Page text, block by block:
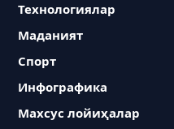
Технологиялар
Маданият
Спорт
Инфографика
Махсус лойиҳалар